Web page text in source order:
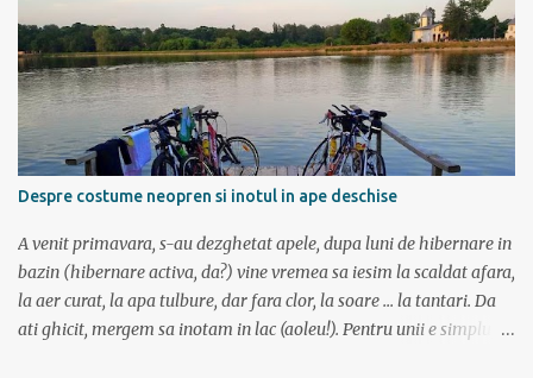
cuvenea ceva tare la munte, la altitudine, la aer curat. Si unde se
putea mai sus decat in Muntii Fagaras , cea mai lunga creasta
montana din Romania si cu cele mai inalte trei varfuri:
Moldoveanu, Negoiu si Vistea Mare. Am planuit sa parcurgem
toata creasta in 5 zile, de la vest la est. In total 70 de km. De la
orele de geografie din scoala ne aminteam ca grupa Muntilor
Fagaras se intinde intre Turnu Rosu (pe Valea Oltului) si culoarul
Rucar-Bran. Asa ca marti de dimineata autocarul ne lasa la
Cîineni, de unde luam trenul pret de jumatate de ora pana in
localitatea Turnu Ro...
Despre costume neopren si inotul in ape deschise
A venit primavara, s-au dezghetat apele, dupa luni de hibernare in
bazin (hibernare activa, da?) vine vremea sa iesim la scaldat afara,
la aer curat, la apa tulbure, dar fara clor, la soare ... la tantari. Da
ati ghicit, mergem sa inotam in lac (aoleu!). Pentru unii e simplu,